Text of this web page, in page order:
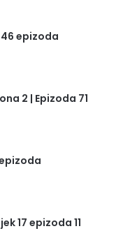
epizoda
2 | Epizoda 71
17 epizoda 11